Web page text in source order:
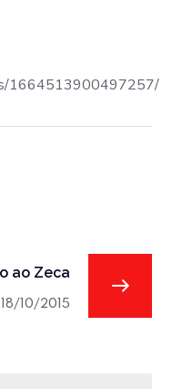
1664513900497257/
ao Zeca
18/10/2015